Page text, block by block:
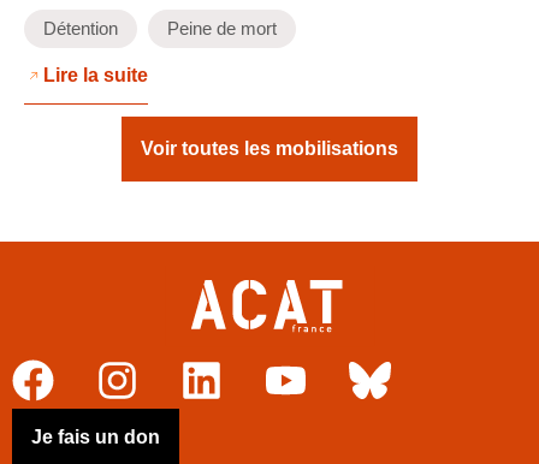
Détention Peine de mort
Lire la suite
Voir toutes les mobilisations
Je fais un don